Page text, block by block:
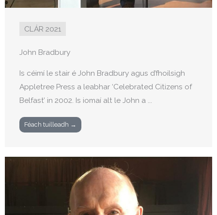
CLÁR 2021
John Bradbury
Is céimí le stair é John Bradbury agus d’fhoilsigh
Appletree Press a leabhar ‘Celebrated Citizens of
Belfast’ in 2002. Is iomaí alt le John a ...
Féach tuilleadh →